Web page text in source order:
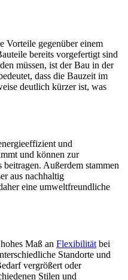
Vorteile gegenüber einem
bereits vorgefertigt sind
müssen, ist der Bau in der
dass die Bauzeit im
deutlich kürzer ist, was
und
und können zur
Außerdem stammen
aus nachhaltig
eine umweltfreundliche
Maß an Flexibilitätbei
Standorte und
vergrößert oder
Stilen und